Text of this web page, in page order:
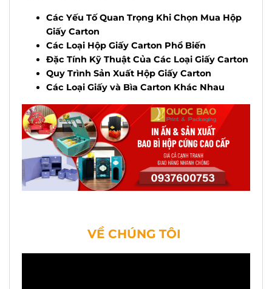
Các Yếu Tố Quan Trọng Khi Chọn Mua Hộp
Giấy Carton
Các Loại Hộp Giấy Carton Phổ Biến
Đặc Tính Kỹ Thuật Của Các Loại Giấy Carton
Quy Trình Sản Xuất Hộp Giấy Carton
Các Loại Giấy và Bìa Carton Khác Nhau
VỀ CHÚNG TÔI